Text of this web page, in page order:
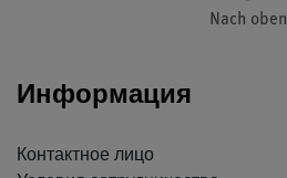
Nach oben
Информация
Контактное лицо